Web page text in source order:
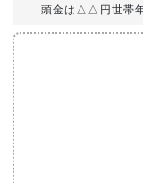
頭金は△△円世帯